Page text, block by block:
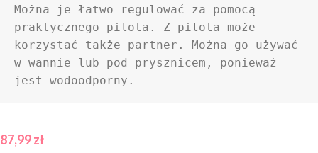
Można je łatwo regulować za pomocą
praktycznego pilota. Z pilota może
korzystać także partner. Można go używać
w wannie lub pod prysznicem, ponieważ
jest wodoodporny.
87,99zł